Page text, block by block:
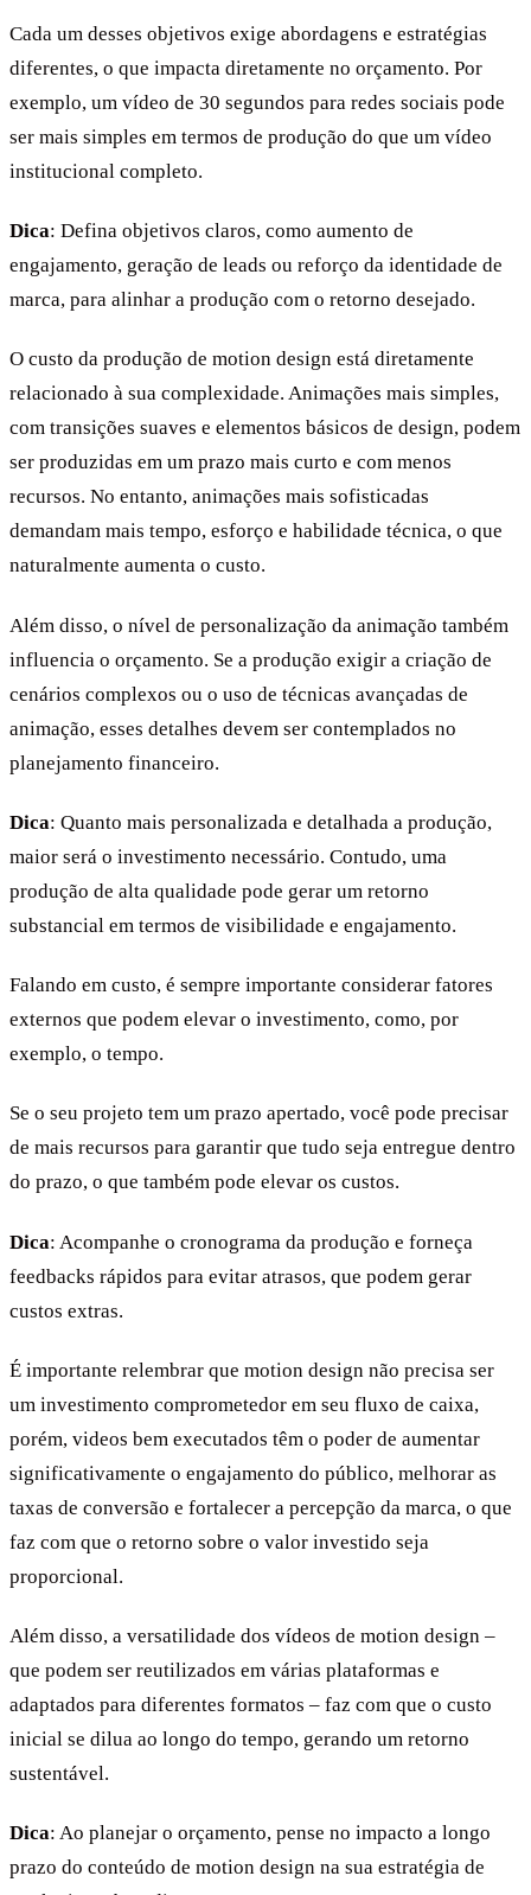
Cada um desses objetivos exige abordagens e estratégias
diferentes, o que impacta diretamente no orçamento. Por
exemplo, um vídeo de 30 segundos para redes sociais pode
ser mais simples em termos de produção do que um vídeo
institucional completo.
Dica: Defina objetivos claros, como aumento de
engajamento, geração de leads ou reforço da identidade de
marca, para alinhar a produção com o retorno desejado.
O custo da produção de motion design está diretamente
relacionado à sua complexidade. Animações mais simples,
com transições suaves e elementos básicos de design, podem
ser produzidas em um prazo mais curto e com menos
recursos. No entanto, animações mais sofisticadas
demandam mais tempo, esforço e habilidade técnica, o que
naturalmente aumenta o custo.
Além disso, o nível de personalização da animação também
influencia o orçamento. Se a produção exigir a criação de
cenários complexos ou o uso de técnicas avançadas de
animação, esses detalhes devem ser contemplados no
planejamento financeiro.
Dica: Quanto mais personalizada e detalhada a produção,
maior será o investimento necessário. Contudo, uma
produção de alta qualidade pode gerar um retorno
substancial em termos de visibilidade e engajamento.
Falando em custo, é sempre importante considerar fatores
externos que podem elevar o investimento, como, por
exemplo, o tempo.
Se o seu projeto tem um prazo apertado, você pode precisar
de mais recursos para garantir que tudo seja entregue dentro
do prazo, o que também pode elevar os custos.
Dica: Acompanhe o cronograma da produção e forneça
feedbacks rápidos para evitar atrasos, que podem gerar
custos extras.
É importante relembrar que motion design não precisa ser
um investimento comprometedor em seu fluxo de caixa,
porém, videos bem executados têm o poder de aumentar
significativamente o engajamento do público, melhorar as
taxas de conversão e fortalecer a percepção da marca, o que
faz com que o retorno sobre o valor investido seja
proporcional.
Além disso, a versatilidade dos vídeos de motion design –
que podem ser reutilizados em várias plataformas e
adaptados para diferentes formatos – faz com que o custo
inicial se dilua ao longo do tempo, gerando um retorno
sustentável.
Dica: Ao planejar o orçamento, pense no impacto a longo
prazo do conteúdo de motion design na sua estratégia de